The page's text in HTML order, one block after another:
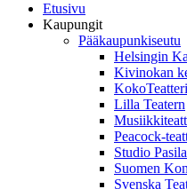
Etusivu
Kaupungit
Pääkaupunkiseutu
Helsingin
Kivinokan
KokoTeatteri
Lilla Teatern
Peacock-
Studio Pasila
Suomen
Svenska